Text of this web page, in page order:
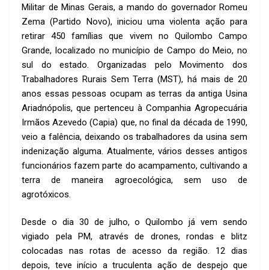
n
k
A
p
p
Militar de Minas Gerais, a mando do governador Romeu
Zema (Partido Novo), iniciou uma violenta ação para
retirar 450 famílias que vivem no Quilombo Campo
Grande, localizado no município de Campo do Meio, no
sul do estado. Organizadas pelo Movimento dos
Trabalhadores Rurais Sem Terra (MST), há mais de 20
anos essas pessoas ocupam as terras da antiga Usina
Ariadnópolis, que pertenceu à Companhia Agropecuária
Irmãos Azevedo (Capia) que, no final da década de 1990,
veio a falência, deixando os trabalhadores da usina sem
indenização alguma. Atualmente, vários desses antigos
funcionários fazem parte do acampamento, cultivando a
terra de maneira agroecológica, sem uso de
agrotóxicos.
Desde o dia 30 de julho, o Quilombo já vem sendo
vigiado pela PM, através de drones, rondas e blitz
colocadas nas rotas de acesso da região. 12 dias
depois, teve início a truculenta ação de despejo que